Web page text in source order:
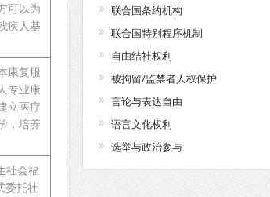
可以为
疾人基
康复服
专业康
立医疗
，培养
社会福
委托社
联合国条约机构
联合国特别程序机制
自由结社权利
被拘留/监禁者人权保护
言论与表达自由
语言文化权利
选举与政治参与